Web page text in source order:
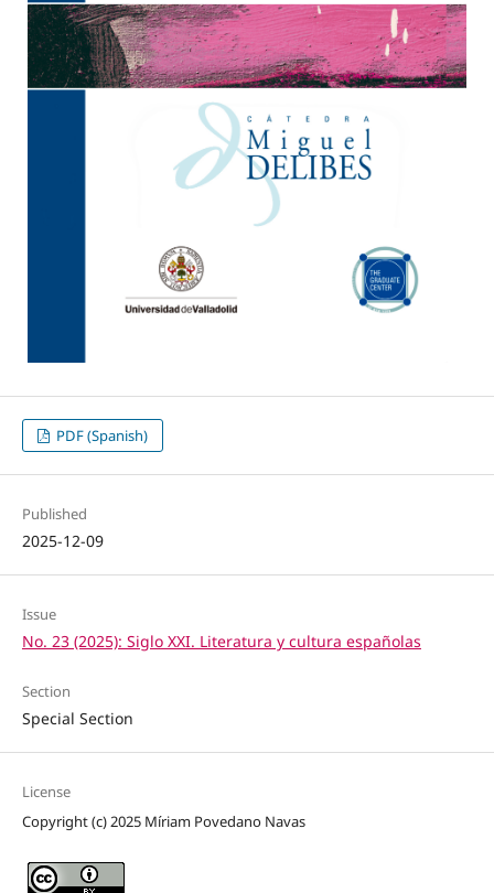
PDF (Spanish)
Published
2025-12-09
Issue
No. 23 (2025): Siglo XXI. Literatura y cultura españolas
Section
Special Section
License
Copyright (c) 2025 Míriam Povedano Navas